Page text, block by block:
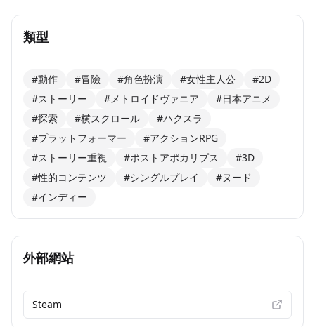
類型
#動作 #冒險 #角色扮演 #女性主人公
#2D
#ストーリー
#メトロイドヴァニア
#日本アニメ
#探索
#横スクロール
#ハクスラ
#プラットフォーマー
#アクションRPG
#ストーリー重視
#ポストアポカリプス
#3D
#性的コンテンツ
#シングルプレイ
#ヌード
#インディー
外部網站
Steam